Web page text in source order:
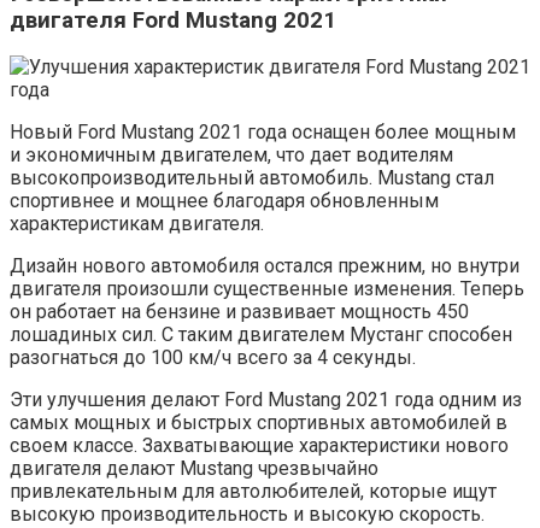
двигателя Ford Mustang 2021
Новый Ford Mustang 2021 года оснащен более мощным
и экономичным двигателем, что дает водителям
высокопроизводительный автомобиль. Mustang стал
спортивнее и мощнее благодаря обновленным
характеристикам двигателя.
Дизайн нового автомобиля остался прежним, но внутри
двигателя произошли существенные изменения. Теперь
он работает на бензине и развивает мощность 450
лошадиных сил. С таким двигателем Мустанг способен
разогнаться до 100 км/ч всего за 4 секунды.
Эти улучшения делают Ford Mustang 2021 года одним из
самых мощных и быстрых спортивных автомобилей в
своем классе. Захватывающие характеристики нового
двигателя делают Mustang чрезвычайно
привлекательным для автолюбителей, которые ищут
высокую производительность и высокую скорость.